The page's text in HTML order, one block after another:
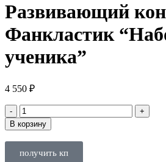
Развивающий
Фанкластик
ученика”
4 550 ₽
В корзину
получить кп